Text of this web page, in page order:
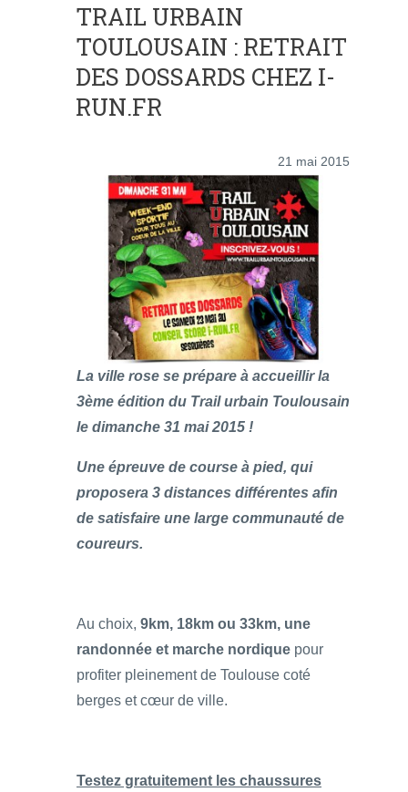
TRAIL URBAIN
TOULOUSAIN : RETRAIT
DES DOSSARDS CHEZ I-
RUN.FR
21 mai 2015
La ville rose se prépare à accueillir la
3ème édition du Trail urbain Toulousain
le dimanche 31 mai 2015 !
Une épreuve de course à pied, qui
proposera 3 distances différentes afin
de satisfaire une large communauté de
coureurs.
Au choix, 9km, 18km ou 33km, une
randonnée et marche nordique pour
profiter pleinement de Toulouse coté
berges et cœur de ville.
Testez gratuitement les chaussures